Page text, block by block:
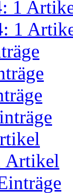
1
1
Artikel